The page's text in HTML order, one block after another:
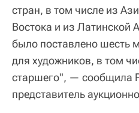
стран, в том числе из
Востока и из Латинской
было поставлено шесть
для художников, в том
старшего", — сообщила
представитель